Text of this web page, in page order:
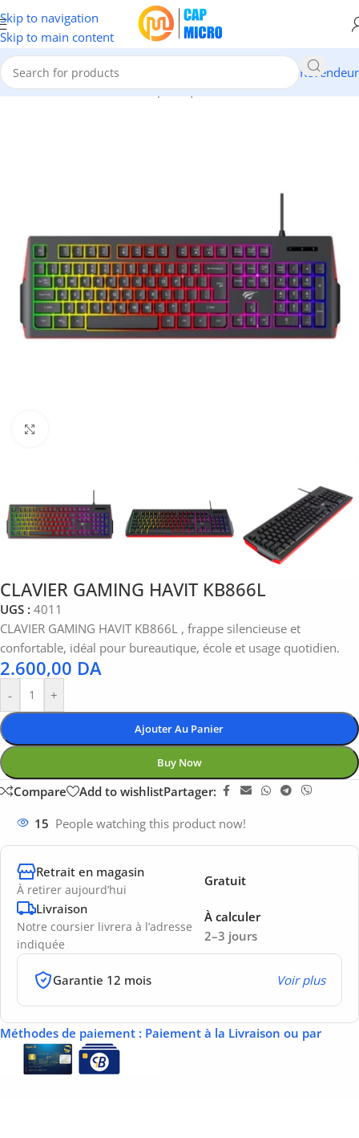
Skip to navigation
Skip to main content
Revendeur
Accueil/INFORMATIQUE/Périphériques/Claviers & Souris
CLAVIER GAMING HAVIT KB866L
UGS : 4011
CLAVIER GAMING HAVIT KB866L , frappe silencieuse et
confortable, idéal pour bureautique, école et usage quotidien.
2.600,00 DA
- +
Ajouter Au Panier
Buy Now
Compare Add to wishlistPartager:
15 People watching this product now!
Retrait en magasin
À retirer aujourd’hui
Gratuit
Livraison
Notre coursier livrera à l’adresse
indiquée
2–3 jours
À calculer
Garantie 12 mois Voir plus
Méthodes de paiement : Paiement à la Livraison ou par